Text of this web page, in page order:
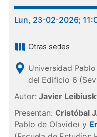
Lun, 23-02-2026;
Otras sedes
Universidad
del Edificio 6
Autor: Javier
Presentan: Cristóbal
Pablo de Olavide) y